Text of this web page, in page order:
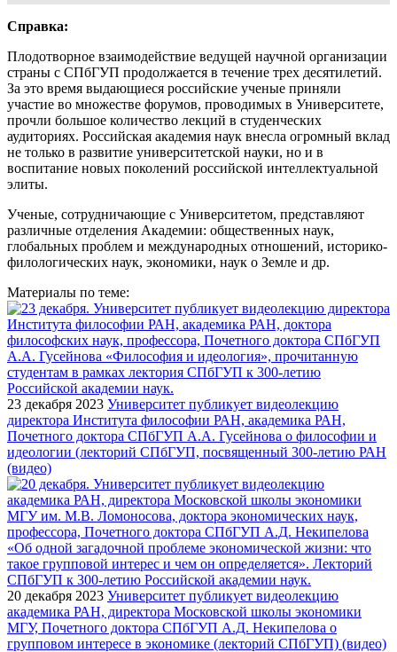
Справка:
Плодотворное взаимодействие ведущей научной организации
страны с СПбГУП продолжается в течение трех десятилетий.
За это время выдающиеся российские ученые приняли
участие во множестве форумов, проводимых в Университете,
прочли большое количество лекций в студенческих
аудиториях. Российская академия наук внесла огромный вклад
не только в развитие университетской науки, но и в
воспитание новых поколений российской интеллектуальной
элиты.
Ученые, сотрудничающие с Университетом, представляют
различные отделения Академии: общественных наук,
глобальных проблем и международных отношений, историко-
филологических наук, экономики, наук о Земле и др.
Материалы по теме:
23 декабря 2023 Университет публикует видеолекцию
директора Института философии РАН, академика РАН,
Почетного доктора СПбГУП А.А. Гусейнова о философии и
идеологии (лекторий СПбГУП, посвященный 300-летию РАН
(видео)
20 декабря 2023 Университет публикует видеолекцию
академика РАН, директора Московской школы экономики
МГУ, Почетного доктора СПбГУП А.Д. Некипелова о
групповом интересе в экономике (лекторий СПбГУП) (видео)